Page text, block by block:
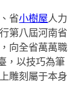
省小樹屋人力
第八屆河南省
向全省萬萬職
，以技巧為筆
雕刻屬于本身